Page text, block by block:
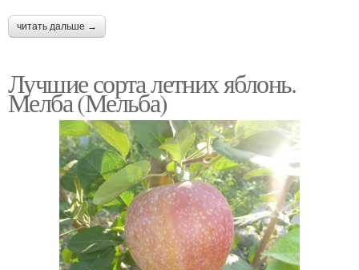
читать дальше →
Лучшие сорта летних яблонь.
Мелба (Мельба)